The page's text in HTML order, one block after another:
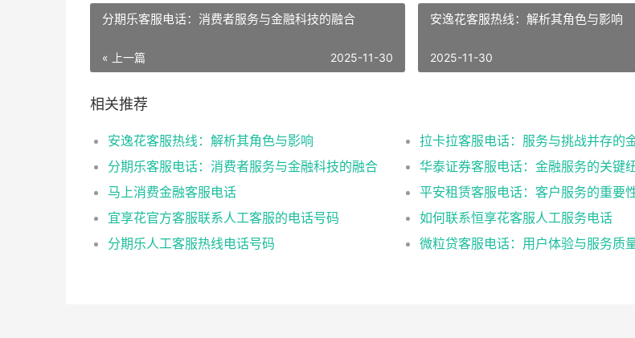
分期乐客服电话：消费者服务与金融科技的融合
« 上一篇 2025-11-30
安逸花客服热线：解析其角色与影响
2025-11-30
相关推荐
安逸花客服热线：解析其角色与影响
分期乐客服电话：消费者服务与金融科技的融合
华泰证券客服电话：金融服务的关键
马上消费金融客服电话
平安租赁客服电话：客户服务的重要
宜享花官方客服联系人工客服的电话号码
如何联系恒享花客服人工服务电话
分期乐人工客服热线电话号码
微粒贷客服电话：用户体验与服务质